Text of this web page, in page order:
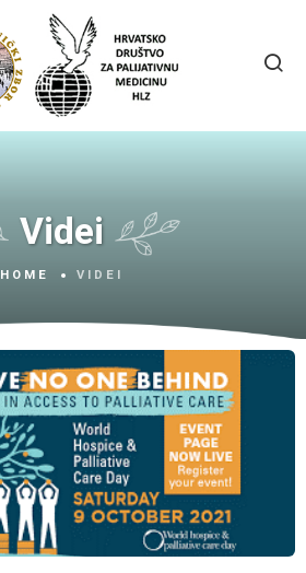
Videi
HOME VIDEI